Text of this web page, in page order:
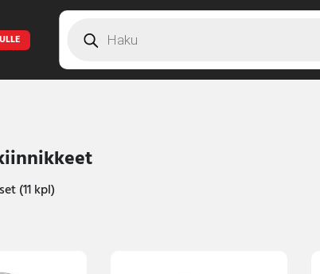
search
(11 kpl)